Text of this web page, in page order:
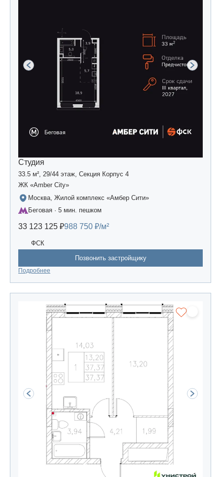
Студия
33.5 м², 29/44 этаж, Секция Корпус 4
ЖК «Amber Сity»
Москва, Жилой комплекс «Амбер Сити»
Беговая · 5 мин. пешком
33 123 125 ₽988 750 ₽/м²
ФСК
Позвонить застройщику
Подробнее